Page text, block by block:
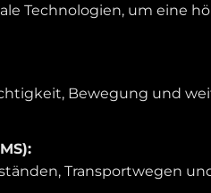
Technologien, um eine
Bewegung und
Transportwegen